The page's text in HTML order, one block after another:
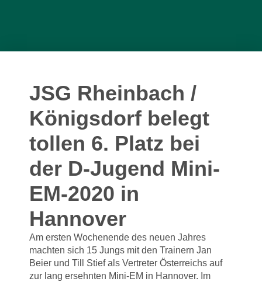
JSG Rheinbach /
Königsdorf belegt
tollen 6. Platz bei
der D-Jugend Mini-
EM-2020 in
Hannover
Am ersten Wochenende des neuen Jahres
machten sich 15 Jungs mit den Trainern Jan
Beier und Till Stief als Vertreter Österreichs auf
zur lang ersehnten Mini-EM in Hannover. Im